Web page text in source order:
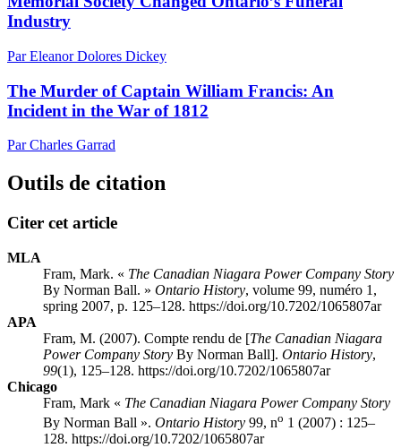
Industry
Par Eleanor Dolores Dickey
The Murder of Captain William Francis: An
Incident in the War of 1812
Par Charles Garrad
Outils de citation
Citer cet article
MLA
Fram, Mark. « The Canadian Niagara Power Company Story
By Norman Ball. » Ontario History, volume 99, numéro 1,
spring 2007, p. 125–128. https://doi.org/10.7202/1065807ar
APA
Fram, M. (2007). Compte rendu de [The Canadian Niagara
Power Company Story By Norman Ball]. Ontario History,
99(1), 125–128. https://doi.org/10.7202/1065807ar
Chicago
Fram, Mark « The Canadian Niagara Power Company Story
By Norman Ball ». Ontario History 99, no 1 (2007) : 125–
128. https://doi.org/10.7202/1065807ar